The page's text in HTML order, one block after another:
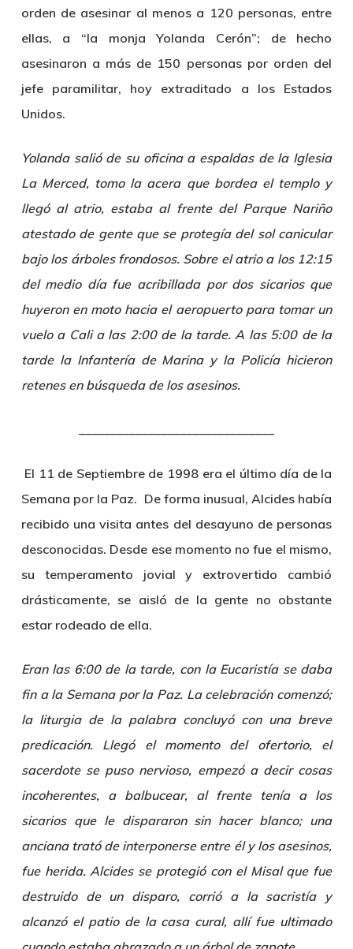
orden de asesinar al menos a 120 personas, entre
ellas, a “la monja Yolanda Cerón”; de hecho
asesinaron a más de 150 personas por orden del
jefe paramilitar, hoy extraditado a los Estados
Unidos.
Yolanda salió de su oficina a espaldas de la Iglesia
La Merced, tomo la acera que bordea el templo y
llegó al atrio, estaba al frente del Parque Nariño
atestado de gente que se protegía del sol canicular
bajo los árboles frondosos. Sobre el atrio a los 12:15
del medio día fue acribillada por dos sicarios que
huyeron en moto hacia el aeropuerto para tomar un
vuelo a Cali a las 2:00 de la tarde. A las 5:00 de la
tarde la Infantería de Marina y la Policía hicieron
retenes en búsqueda de los asesinos.
El 11 de Septiembre de 1998 era el último día de la
Semana por la Paz. De forma inusual, Alcideshabía
recibido una visita antes del desayuno de personas
desconocidas. Desde ese momento no fue el mismo,
su temperamento jovial y extrovertido cambió
drásticamente, se aisló de la gente no obstante
estar rodeado de ella.
Eran las 6:00 de la tarde, con la Eucaristía se daba
fin a la Semana por la Paz. La celebración comenzó;
la liturgia de la palabra concluyó con una breve
predicación. Llegó el momento del ofertorio, el
sacerdote se puso nervioso, empezó a decir cosas
incoherentes, a balbucear, al frente tenía a los
sicarios que le dispararon sin hacer blanco; una
anciana trató de interponerse entre él y los asesinos,
fue herida. Alcides se protegió con el Misal que fue
destruido de un disparo, corrió a la sacristía y
alcanzó el patio de la casa cural, allí fue ultimado